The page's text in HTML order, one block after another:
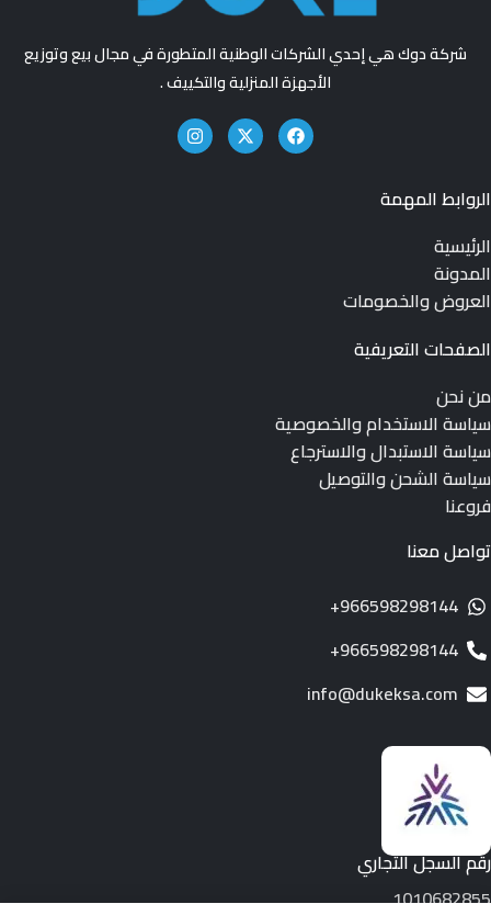
شركة دوك هي إحدي الشركات الوطنية المتطورة في مجال بيع وتوزيع
الأجهزة المنزلية والتكييف .
الروابط المهمة
الرئيسية
المدونة
العروض والخصومات
الصفحات التعريفية
من نحن
سياسة الاستخدام والخصوصية
سياسة الاستبدال والاسترجاع
سياسة الشحن والتوصيل
فروعنا
تواصل معنا
966598298144+
966598298144+
info@dukeksa.com
رقم السجل التجاري